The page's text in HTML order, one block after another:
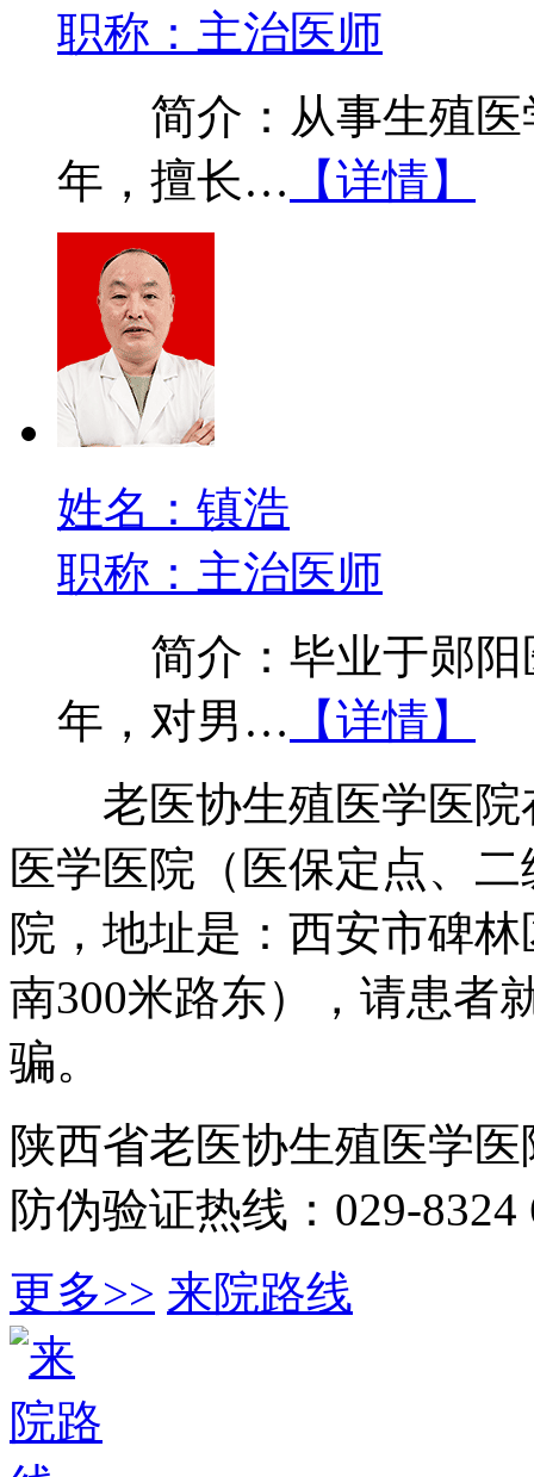
职称：主治医师
简介：从事生殖医
年，擅长… 【详情】
姓名：镇浩
职称：主治医师
简介：毕业于郧阳
年，对男… 【详情】
老医协生殖医学医院
医学医院（医保定点、
院，地址是：西安市碑
南300米路东），请患者
骗。
陕西省老医协生殖医学医
防伪验证热线：029-8324
更多>> 来院路线